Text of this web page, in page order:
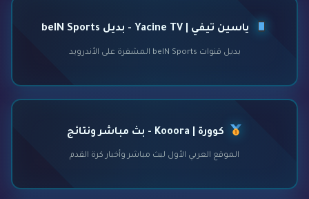
ياسين تيفي | Yacine TV - بديل beIN Sports
بديل قنوات beIN Sports المشفرة على الأندرويد
كوورة | Kooora - بث مباشر ونتائج
الموقع العربي الأول لبث مباشر وأخبار كرة القدم